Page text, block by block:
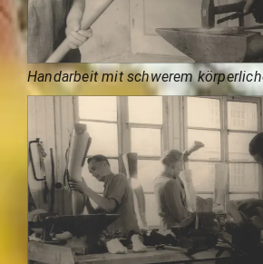
Handarbeit mit schwerem